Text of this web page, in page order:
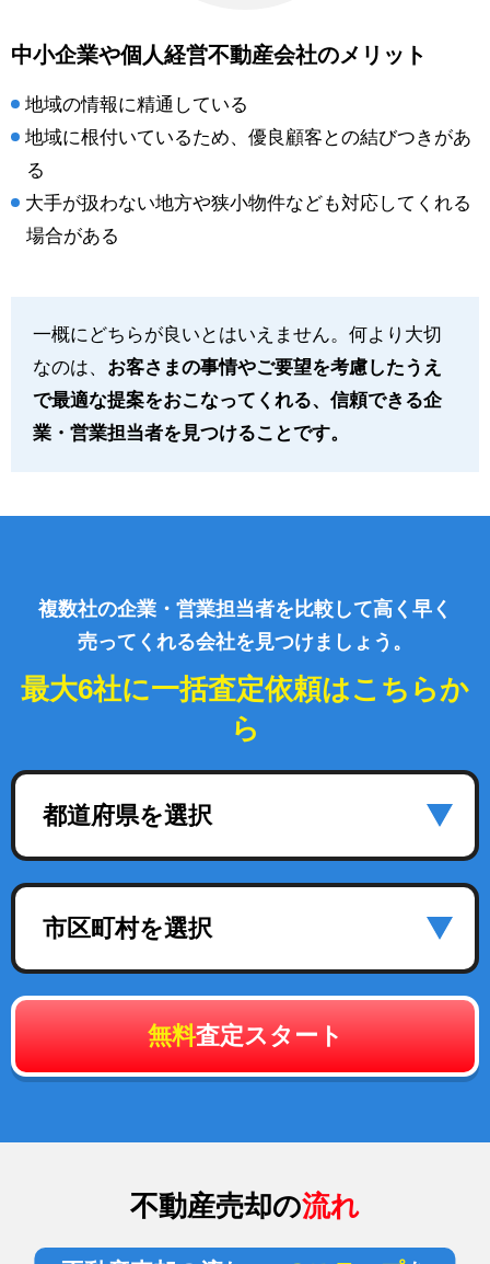
中小企業や個人経営不動産会社のメリット
地域の情報に精通している
地域に根付いているため、優良顧客との結びつきがあ
る
大手が扱わない地方や狭小物件なども対応してくれる
場合がある
一概にどちらが良いとはいえません。何より大切
なのは、 お客さまの事情やご要望を考慮したうえ
で最適な提案をおこなってくれる、信頼できる企
業・営業担当者を見つけることです。
複数社の企業・営業担当者を比較して高く早く
売ってくれる会社を見つけましょう。
最大6社に一括査定依頼はこちらか
ら
都道府県を選択
市区町村を選択
無料査定スタート
不動産売却の流れ